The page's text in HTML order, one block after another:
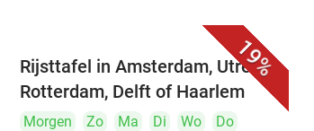
19%
Rijsttafel in Amsterdam, Utrecht,
Rotterdam, Delft of Haarlem
Morgen Zo Ma Di Wo
Do